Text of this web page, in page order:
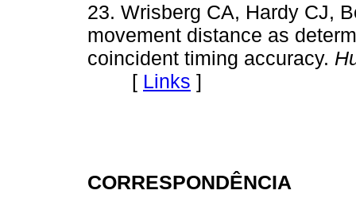
23. Wrisberg CA, Hardy CJ,
movement distance as
coincident timing accuracy.
[ Links ]
CORRESPONDÊNCIA